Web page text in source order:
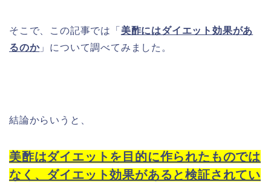
そこで、この記事では「 美酢にはダイエット効果があ
るのか」について調べてみました。
結論からいうと、
美酢はダイエットを目的に作られたものでは
なく、ダイエット効果があると検証されてい